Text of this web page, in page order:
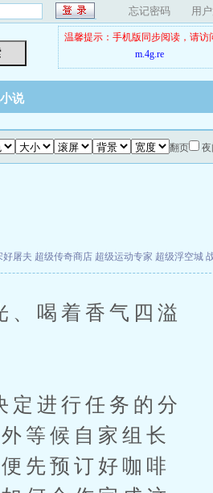
忘记密码 用
温馨提示：手机版同步阅读，请访
m.4g.re
说
翻页 夜
好屠夫 超级传奇商店 超级运动专家 超级浮空城 战
喝着香气四溢
进行任务的分
等候自家组长
先预订好咖啡